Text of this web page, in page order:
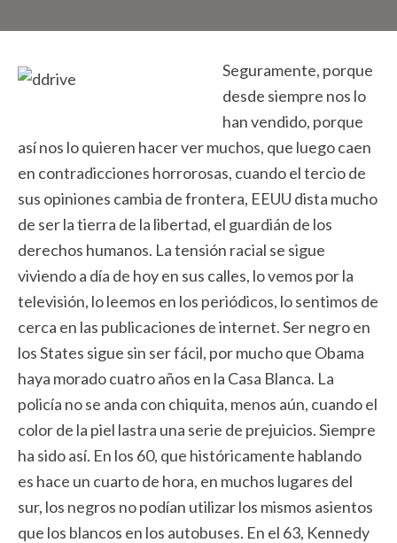
Seguramente, porque
desde siempre nos lo
han vendido, porque
así nos lo quieren hacer ver muchos, que luego caen
en contradicciones horrorosas, cuando el tercio de
sus opiniones cambia de frontera, EEUU dista mucho
de ser la tierra de la libertad, el guardián de los
derechos humanos. La tensión racial se sigue
viviendo a día de hoy en sus calles, lo vemos por la
televisión, lo leemos en los periódicos, lo sentimos de
cerca en las publicaciones de internet. Ser negro en
los States sigue sin ser fácil, por mucho que Obama
haya morado cuatro años en la Casa Blanca. La
policía no se anda con chiquita, menos aún, cuando el
color de la piel lastra una serie de prejuicios. Siempre
ha sido así. En los 60, que históricamente hablando
es hace un cuarto de hora, en muchos lugares del
sur, los negros no podían utilizar los mismos asientos
que los blancos en los autobuses. En el 63, Kennedy